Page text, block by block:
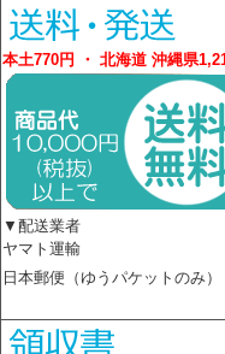
本土770円 ・ 北海道 沖縄県
▼配送業者
ヤマト運輸
日本郵便（ゆうパケットのみ）